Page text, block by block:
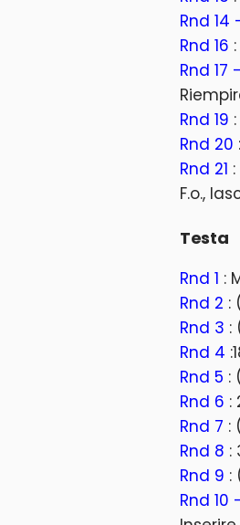
Rnd 14
Rnd 16
Rnd 17
Rnd 19
Rnd 20
Rnd 21
F.o.,
Testa
Rnd 1 :
Rnd 2 :
Rnd 3 :
Rnd 4
Rnd 5 :
Rnd 6 :
Rnd 7 :
Rnd 8 :
Rnd 9 :
Rnd 10